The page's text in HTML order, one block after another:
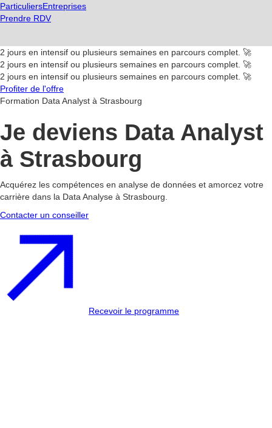
ParticuliersEntreprises
Prendre RDV
2 jours en intensif ou plusieurs semaines en parcours complet. 🚀
2 jours en intensif ou plusieurs semaines en parcours complet. 🚀
2 jours en intensif ou plusieurs semaines en parcours complet. 🚀
Profiter de l'offre
Formation Data Analyst à Strasbourg
Je deviens Data Analyst
à Strasbourg
Acquérez les compétences en analyse de données et amorcez votre
carrière dans la Data Analyse à Strasbourg.
Contacter un conseiller
Recevoir le programme